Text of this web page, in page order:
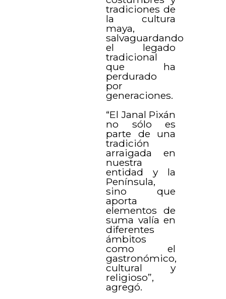
tradiciones de
la cultura
maya,
salvaguardando
el legado
tradicional
que ha
perdurado
por
generaciones.
“El Janal Pixán
no sólo es
parte de una
tradición
arraigada en
nuestra
entidad y la
Península,
sino que
aporta
elementos de
suma valía en
diferentes
ámbitos
como el
gastronómico,
cultural y
religioso”,
agregó.